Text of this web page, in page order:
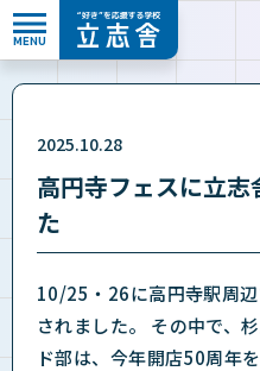
MENU
”好き”を応援する学
2025.10.28
高円寺フェスに立
た
10/25・26に高円寺駅周
されました。 その中で、
ド部は、今年開店50周年